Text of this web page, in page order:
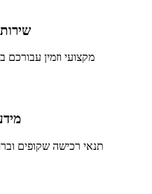
מקצועי וזמין עבורכם
תנאי רכישה שקופים